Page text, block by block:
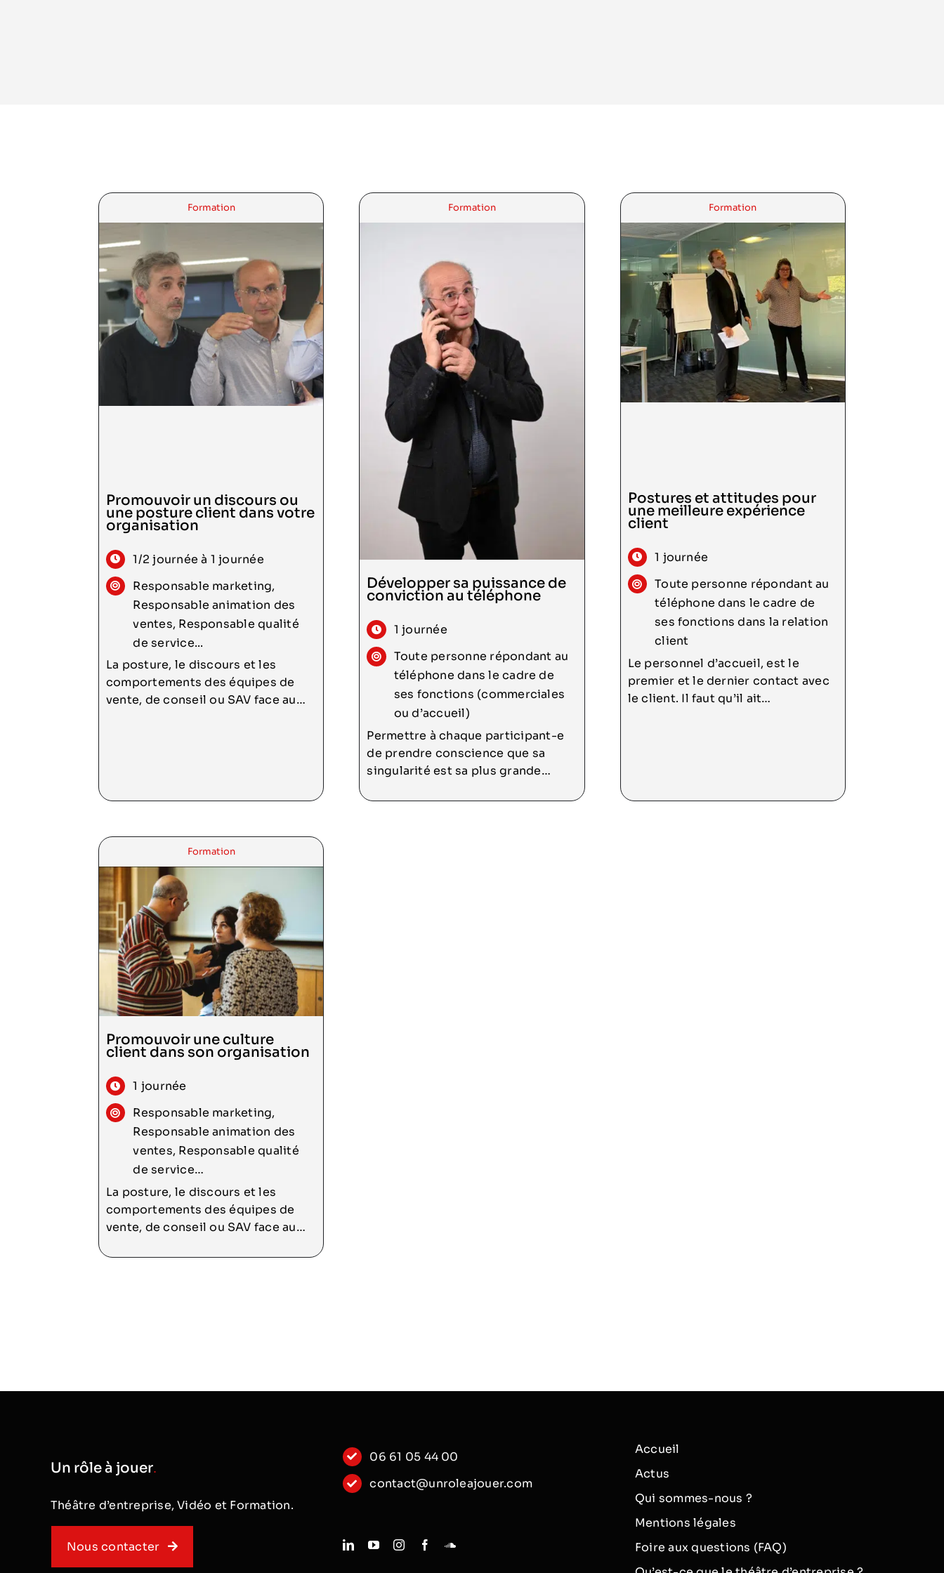
Formation
Promouvoir un discours ou
une posture client dans votre
organisation
1/2 journée à 1 journée
Responsable marketing,
Responsable animation des
ventes, Responsable qualité
de service...
La posture, le discours et les
comportements des équipes de
vente, de conseil ou SAV face au
Consulter
Formation
Développer sa puissance de
conviction au téléphone
1 journée
Toute personne répondant au
téléphone dans le cadre de
ses fonctions (commerciales
ou d’accueil)
Permettre à chaque participant-e
de prendre conscience que sa
singularité est sa plus grande
de leur capacité à communiquer
Formation
Postures et attitudes pour
une meilleure expérience
client
1 journée
Toute personne répondant au
téléphone dans le cadre de
ses fonctions dans la relation
client
Le personnel d’accueil, est le
premier et le dernier contact avec
le client. Il faut qu’il ait
Consulter
Formation
Promouvoir une culture
client dans son organisation
1 journée
Responsable marketing,
Responsable animation des
ventes, Responsable qualité
de service…
La posture, le discours et les
comportements des équipes de
vente, de conseil ou SAV face au
pour les entreprises. Et pourtant…
Consulter
Un rôle à jouer.
Théâtre d’entreprise, Vidéo et Formation.
Nous contacter
06 61 05 44 00
contact@unroleajouer.com
Accueil
Actus
Qui sommes-nous ?
Mentions légales
Foire aux questions (FAQ)